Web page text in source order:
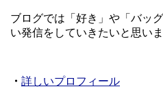
ブログでは「好き」や「バッ
い発信をしていきたいと思いま
・ 詳しいプロフィール